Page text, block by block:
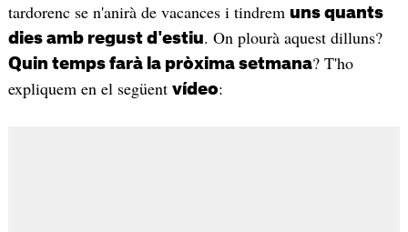
tardorenc se n'anirà de vacances i tindrem uns quants
dies amb regust d'estiu. On plourà aquest dilluns?
Quin temps farà la pròxima setmana? T'ho
expliquem en el següent vídeo: